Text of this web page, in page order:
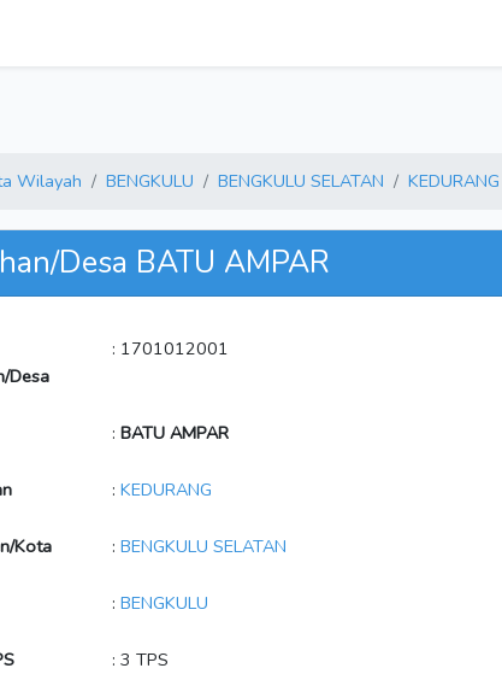
Wilayah BENGKULU BENGKULU SELATAN KEDURANG
Desa BATU AMPAR
Desa
: 1701012001
: BATU AMPAR
: KEDURANG
Kota : BENGKULU SELATAN
: BENGKULU
: 3 TPS